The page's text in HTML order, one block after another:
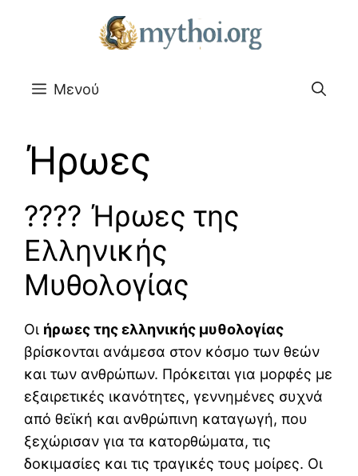
Μενού
Ήρωες
???? Ήρωες της
Ελληνικής
Μυθολογίας
Οι ήρωες της ελληνικής μυθολογίας
βρίσκονται ανάμεσα στον κόσμο των θεών
και των ανθρώπων. Πρόκειται για μορφές με
εξαιρετικές ικανότητες, γεννημένες συχνά
από θεϊκή και ανθρώπινη καταγωγή, που
ξεχώρισαν για τα κατορθώματα, τις
δοκιμασίες και τις τραγικές τους μοίρες. Οι